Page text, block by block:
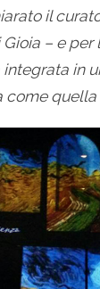
il
– e
integrata in
come quella